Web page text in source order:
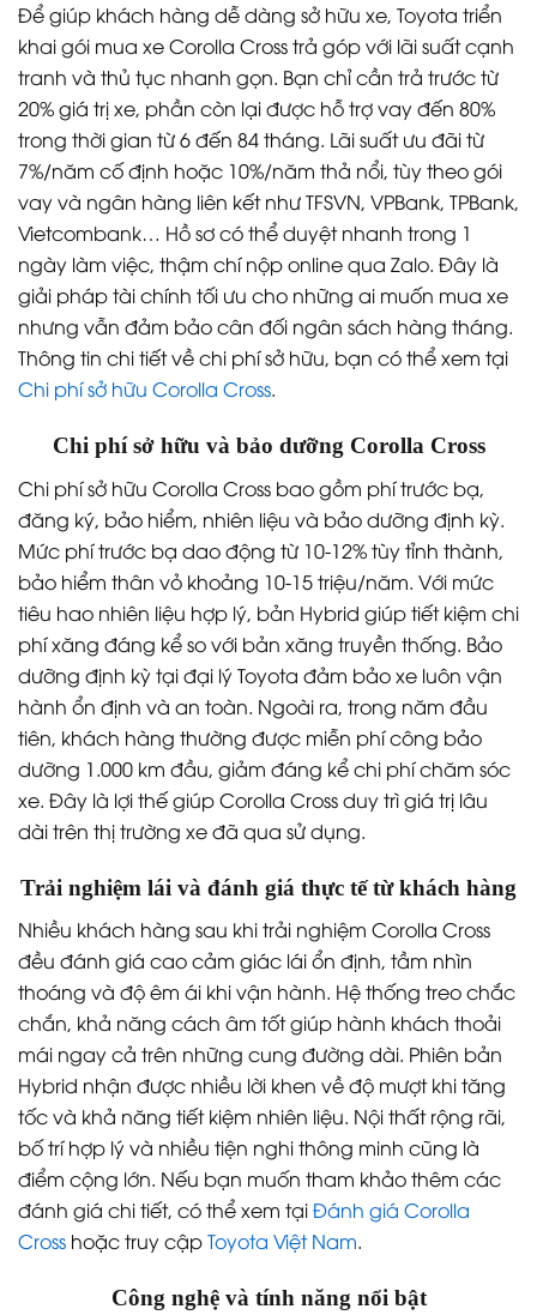
Để giúp khách hàng dễ dàng sở hữu xe, Toyota triển
khai gói mua xe Corolla Cross trả góp với lãi suất cạnh
tranh và thủ tục nhanh gọn. Bạn chỉ cần trả trước từ
20% giá trị xe, phần còn lại được hỗ trợ vay đến 80%
trong thời gian từ 6 đến 84 tháng. Lãi suất ưu đãi từ
7%/năm cố định hoặc 10%/năm thả nổi, tùy theo gói
vay và ngân hàng liên kết như TFSVN, VPBank, TPBank,
Vietcombank… Hồ sơ có thể duyệt nhanh trong 1
ngày làm việc, thậm chí nộp online qua Zalo. Đây là
giải pháp tài chính tối ưu cho những ai muốn mua xe
nhưng vẫn đảm bảo cân đối ngân sách hàng tháng.
Thông tin chi tiết về chi phí sở hữu, bạn có thể xem tại
Chi phí sở hữu Corolla Cross.
Chi phí sở hữu và bảo dưỡng Corolla Cross
Chi phí sở hữu Corolla Cross bao gồm phí trước bạ,
đăng ký, bảo hiểm, nhiên liệu và bảo dưỡng định kỳ.
Mức phí trước bạ dao động từ 10-12% tùy tỉnh thành,
bảo hiểm thân vỏ khoảng 10-15 triệu/năm. Với mức
tiêu hao nhiên liệu hợp lý, bản Hybrid giúp tiết kiệm chi
phí xăng đáng kể so với bản xăng truyền thống. Bảo
dưỡng định kỳ tại đại lý Toyota đảm bảo xe luôn vận
hành ổn định và an toàn. Ngoài ra, trong năm đầu
tiên, khách hàng thường được miễn phí công bảo
dưỡng 1.000 km đầu, giảm đáng kể chi phí chăm sóc
xe. Đây là lợi thế giúp Corolla Cross duy trì giá trị lâu
dài trên thị trường xe đã qua sử dụng.
Trải nghiệm lái và đánh giá thực tế từ khách hàng
Nhiều khách hàng sau khi trải nghiệm Corolla Cross
đều đánh giá cao cảm giác lái ổn định, tầm nhìn
thoáng và độ êm ái khi vận hành. Hệ thống treo chắc
chắn, khả năng cách âm tốt giúp hành khách thoải
mái ngay cả trên những cung đường dài. Phiên bản
Hybrid nhận được nhiều lời khen về độ mượt khi tăng
tốc và khả năng tiết kiệm nhiên liệu. Nội thất rộng rãi,
bố trí hợp lý và nhiều tiện nghi thông minh cũng là
điểm cộng lớn. Nếu bạn muốn tham khảo thêm các
đánh giá chi tiết, có thể xem tạiĐánh giá Corolla
Cross hoặc truy cậpToyota Việt Nam.
Công nghệ và tính năng nổi bật